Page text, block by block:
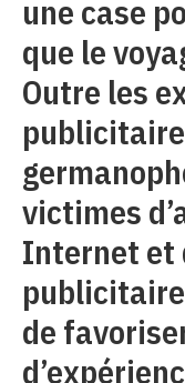
une case
que le
Outre les
victimes
Internet et
de